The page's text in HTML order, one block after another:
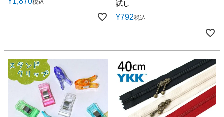
税込 試し
¥792税込